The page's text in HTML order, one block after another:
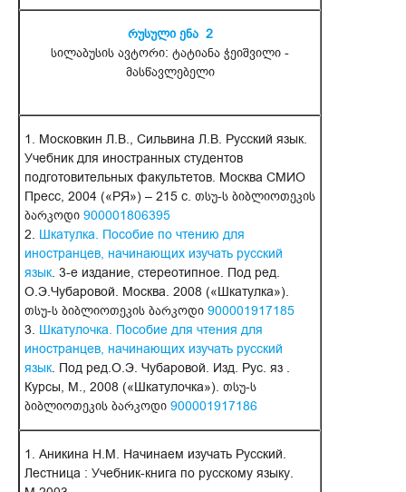
რუსული ენა 2
სილაბუსის ავტორი: ტატიანა ჭეიშვილი -
მასწავლებელი
1. Московкин Л.В., Сильвина Л.В. Русский язык.
Учебник для иностранных студентов
подготовительных факультетов. Москва СМИО
Пресс, 2004 («РЯ») – 215 с. თსუ-ს ბიბლიოთეკის
ბარკოდი 900001806395
2. Шкатулка. Пособие по чтению для
иностранцев, начинающих изучать русский
язык. 3-е издание, стереотипное. Под ред.
О.Э.Чубаровой. Москва. 2008 («Шкатулка»).
თსუ-ს ბიბლიოთეკის ბარკოდი 900001917185
3. Шкатулочка. Пособие для чтения для
иностранцев, начинающих изучать русский
язык. Под ред.О.Э. Чубаровой. Изд. Рус. яз .
Курсы, М., 2008 («Шкатулочка»). თსუ-ს
ბიბლიოთეკის ბარკოდი 900001917186
1. Аникина Н.М. Начинаем изучать Русский.
Лестница : Учебник-книга по русскому языку.